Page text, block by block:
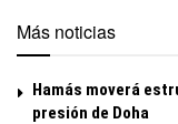
Más noticias
Hamás moverá
presión de Doha